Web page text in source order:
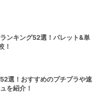
ンキング52選！パレット&単
！
選！おすすめのプチプラや速
を紹介！